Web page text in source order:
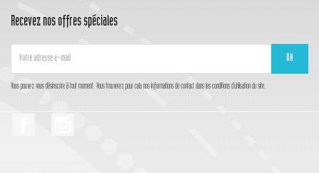
Recevez nos offres spéciales
Vous pouvez vous désinscrire à tout moment. Vous trouverez pour cela nos informations de contact dans les conditions d'utilisation du site.